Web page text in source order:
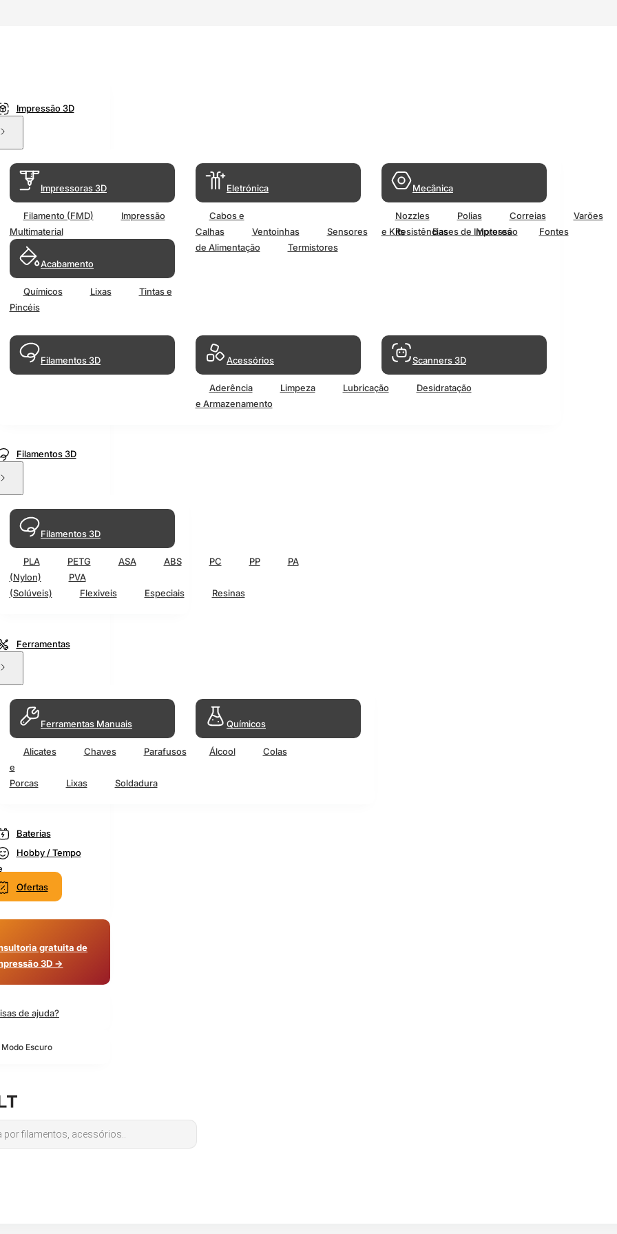
Impressão 3D
Impressoras 3D
Filamento (FMD)
Impressão
Multimaterial
Acabamento
Químicos Lixas
Tintas e
Pincéis
Eletrónica
Cabos e
Calhas
Ventoinhas Sensores Resistências Motores
Fontes
de Alimentação
Termistores
Mecânica
Nozzles Polias Correias
Varões
e Kits
Bases de Impressão
Filamentos 3D Acessórios
Aderência Limpeza Lubricação
Desidratação
e Armazenamento
Scanners 3D
Filamentos 3D
Filamentos 3D
PLA PETG ASA ABS PC PP
PA
(Nylon)
PVA
(Solúveis)
Flexiveis Especiais Resinas
Ferramentas
Ferramentas Manuais
Alicates Chaves
Parafusos
e
Porcas
Lixas Soldadura
Químicos
Álcool Colas
Baterias
Hobby / Tempo
Ofertas
gratuita de
3D →
de ajuda?
Escuro